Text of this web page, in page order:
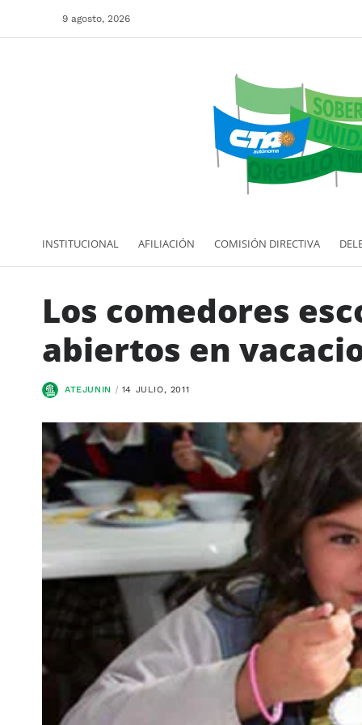
9 agosto, 2026
INSTITUCIONAL AFILIACIÓN COMISIÓN DIRECTIVA
Los comedores
abiertos en
ATEJUNIN 14 JULIO, 2011